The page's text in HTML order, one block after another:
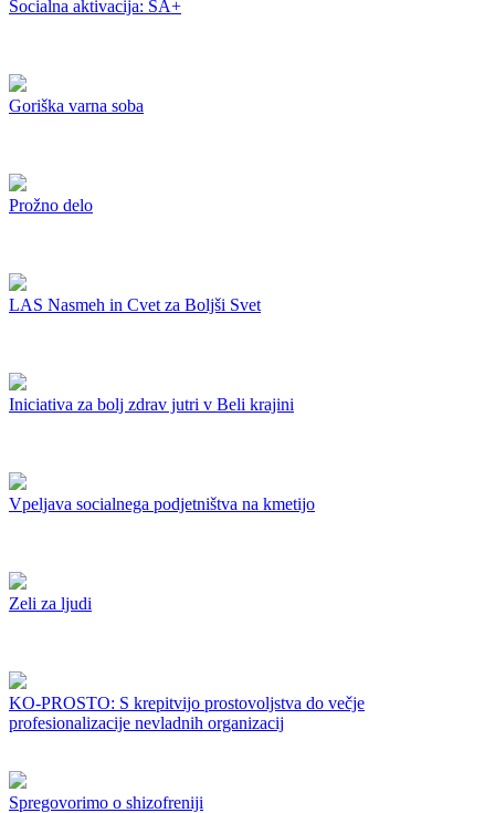
Socialna aktivacija: SA+
Goriška varna soba
Prožno delo
LAS Nasmeh in Cvet za Boljši Svet
Iniciativa za bolj zdrav jutri v Beli krajini
Vpeljava socialnega podjetništva na kmetijo
Zeli za ljudi
KO-PROSTO: S krepitvijo prostovoljstva do večje
profesionalizacije nevladnih organizacij
Spregovorimo o shizofreniji